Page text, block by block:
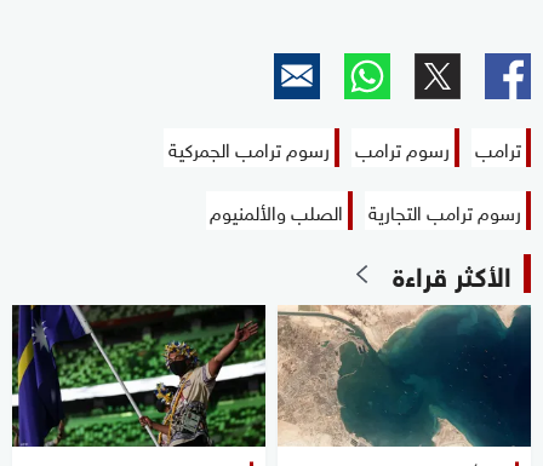
ترامب رسوم ترامب
رسوم ترامب الجمركية
رسوم ترامب التجارية
الصلب والألمنيوم
الأكثر قراءة